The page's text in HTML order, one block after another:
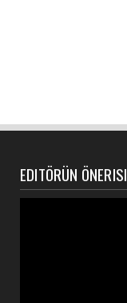
EDITÖRÜN ÖNERISI